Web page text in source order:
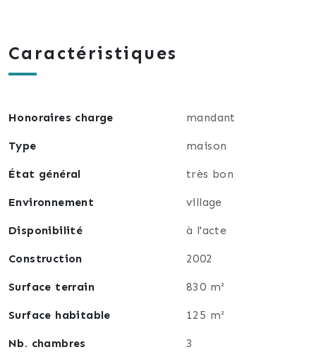
Caractéristiques
Honoraires charge mandant
Type maison
État général très bon
Environnement village
Disponibilité à l'acte
Construction 2002
Surface terrain 830 m²
Surface habitable 125 m²
Nb. chambres 3